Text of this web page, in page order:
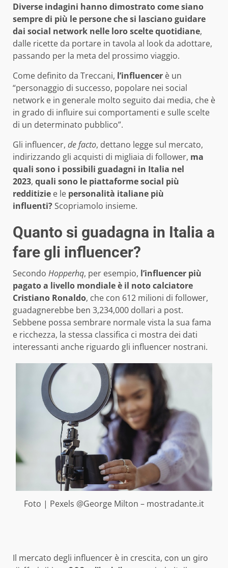
Diverse indagini hanno dimostrato come siano
sempre di più le persone che si lasciano guidare
dai social network nelle loro scelte quotidiane,
dalle ricette da portare in tavola al look da adottare,
passando per la meta del prossimo viaggio.
Come definito da Treccani, l’influencer è un
“personaggio di successo, popolare nei social
network e in generale molto seguito dai media, che è
in grado di influire sui comportamenti e sulle scelte
di un determinato pubblico”.
Gli influencer, de facto, dettano legge sul mercato,
indirizzando gli acquisti di migliaia di follower, ma
quali sono i possibili guadagni in Italia nel
2023, quali sono le piattaforme social più
redditizie e le personalità italiane più
influenti?Scopriamolo insieme.
Quanto si guadagna in Italia a
fare gli influencer?
Secondo Hopperhq, per esempio, l’influencer più
pagato a livello mondiale è il noto calciatore
Cristiano Ronaldo, che con 612 milioni di follower,
guadagnerebbe ben 3,234,000 dollari a post.
Sebbene possa sembrare normale vista la sua fama
e ricchezza, la stessa classifica ci mostra dei dati
interessanti anche riguardo gli influencer nostrani.
Foto | Pexels @George Milton – mostradante.it
Il mercato degli influencer è in crescita, con un giro